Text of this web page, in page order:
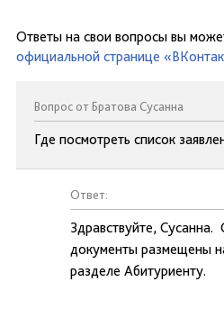
Ответы на свои вопросы вы
официальной странице
Вопрос от Братова Сусанна
Где посмотреть список
Ответ:
Здравствуйте,
документы размещены
разделе Абитуриенту.